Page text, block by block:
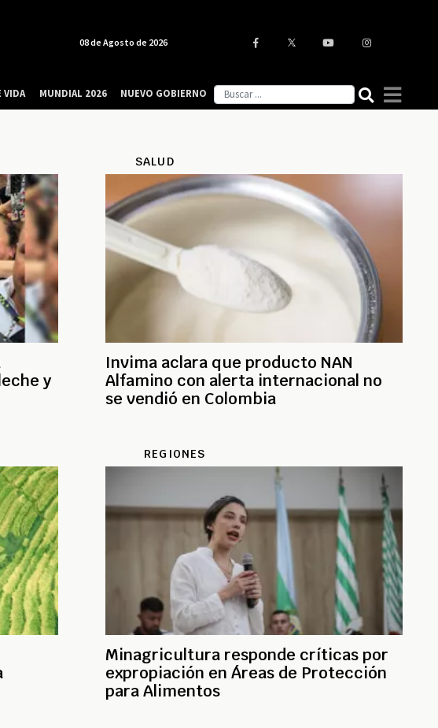
y
SALUD
Invima aclara que producto NAN
Alfamino con alerta internacional no
se vendió en Colombia
REGIONES
Minagricultura responde críticas por
expropiación en Áreas de Protección
para Alimentos
08 de Agosto de 2026
VIDA MUNDIAL 2026 NUEVO GOBIERNO